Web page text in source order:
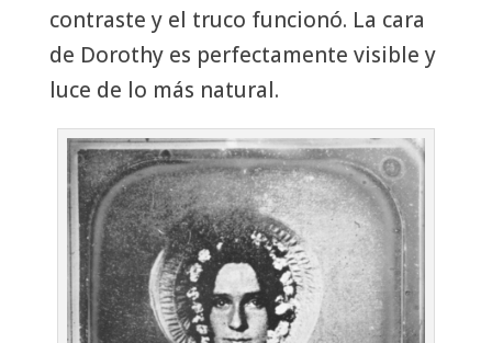
contraste y el truco funcionó. La cara
de Dorothy es perfectamente visible y
luce de lo más natural.